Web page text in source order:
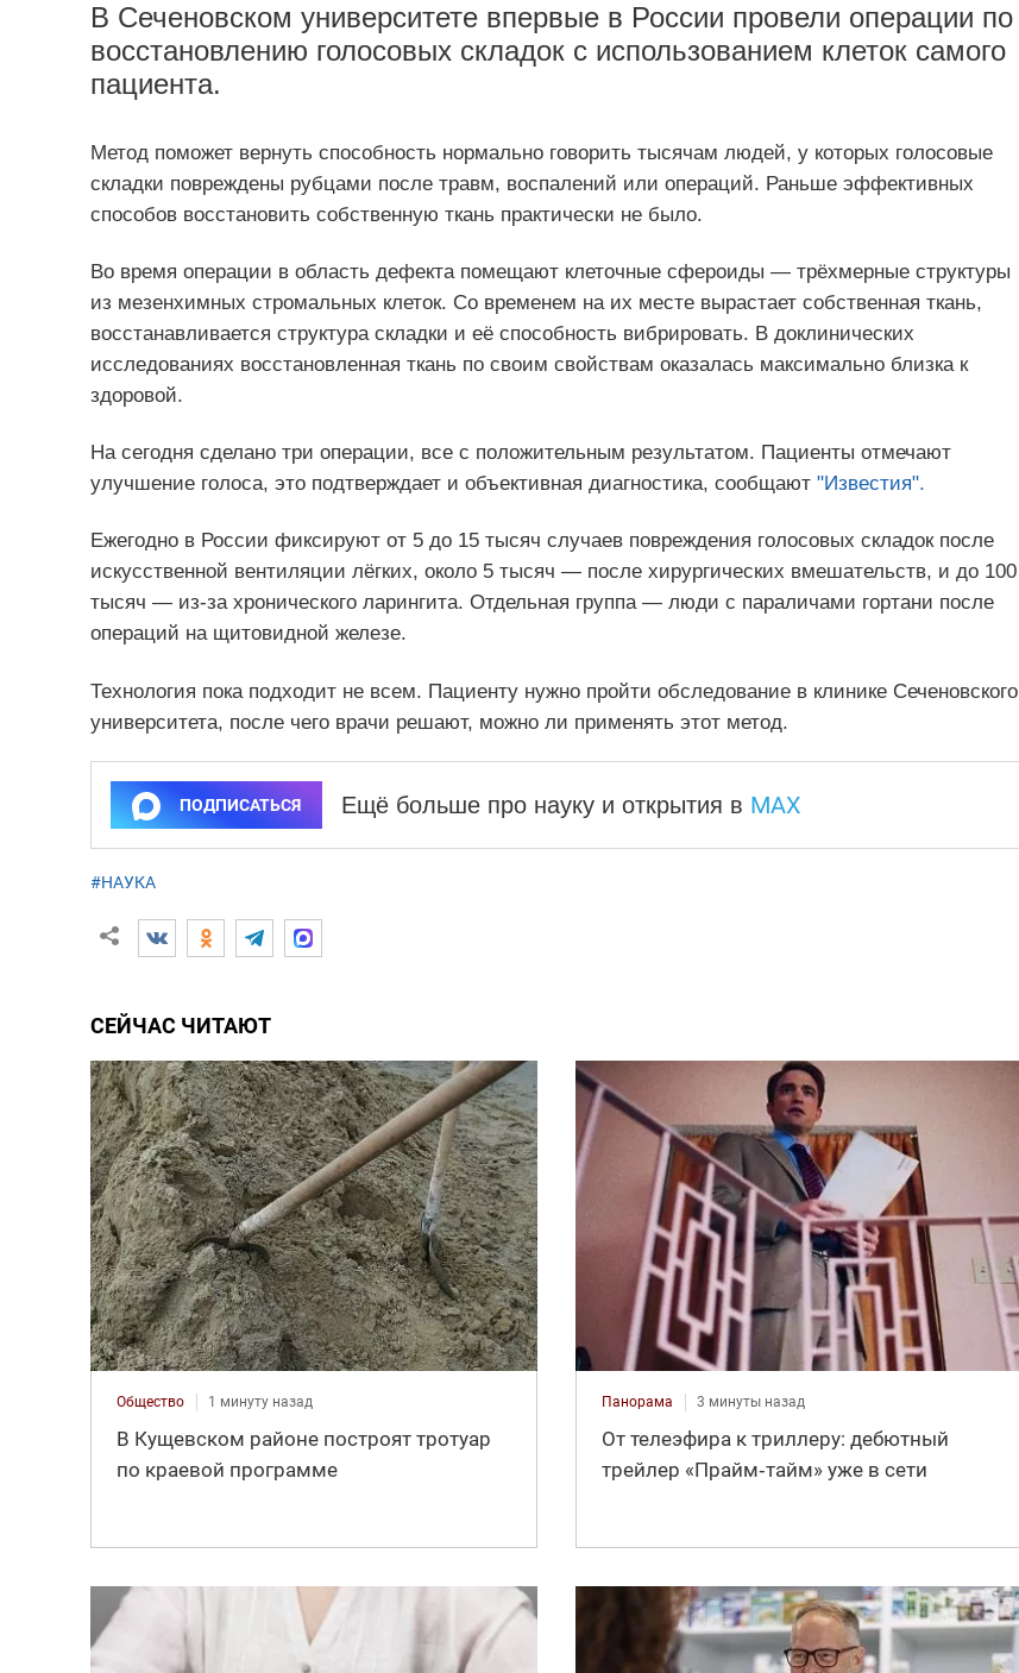
В Сеченовском университете впервые в России провели операции по
восстановлению голосовых складок с использованием клеток самого
пациента.
Метод поможет вернуть способность нормально говорить тысячам людей, у которых голосовые
складки повреждены рубцами после травм, воспалений или операций. Раньше эффективных
способов восстановить собственную ткань практически не было.
Во время операции в область дефекта помещают клеточные сфероиды — трёхмерные структуры
из мезенхимных стромальных клеток. Со временем на их месте вырастает собственная ткань,
восстанавливается структура складки и её способность вибрировать. В доклинических
исследованиях восстановленная ткань по своим свойствам оказалась максимально близка к
здоровой.
На сегодня сделано три операции, все с положительным результатом. Пациенты отмечают
улучшение голоса, это подтверждает и объективная диагностика, сообщают "Известия".
Ежегодно в России фиксируют от 5 до 15 тысяч случаев повреждения голосовых складок после
искусственной вентиляции лёгких, около 5 тысяч — после хирургических вмешательств, и до 100
тысяч — из‑за хронического ларингита. Отдельная группа — люди с параличами гортани после
операций на щитовидной железе.
Технология пока подходит не всем. Пациенту нужно пройти обследование в клинике Сеченовского
университета, после чего врачи решают, можно ли применять этот метод.
ПОДПИСАТЬСЯ Ещё больше про науку и открытия в MAX
#НАУКА
СЕЙЧАС ЧИТАЮТ
Общество 1 минуту назад
В Кущевском районе построят тротуар
по краевой программе
Панорама 3 минуты назад
От телеэфира к триллеру: дебютный
трейлер «Прайм‑тайм» уже в сети